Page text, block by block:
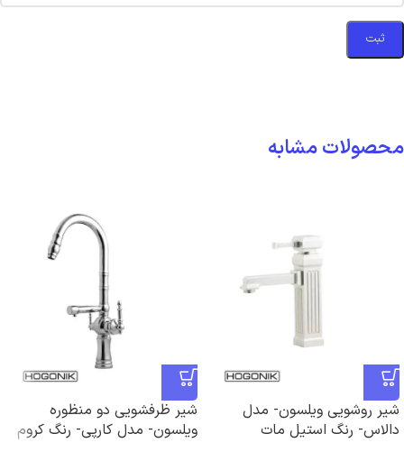
محصولات مشابه
شیر روشویی ویلسون- مدل
دالاس- رنگ استیل مات
شیر ظرفشویی دو منظوره
ویلسون- مدل کارپی- رنگ کروم